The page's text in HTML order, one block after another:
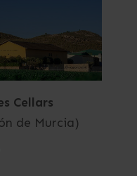
Cellars
de Murcia)